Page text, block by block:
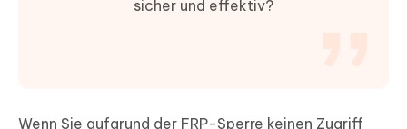
sicher und effektiv?
Wenn Sie aufgrund der FRP-Sperre keinen Zugriff